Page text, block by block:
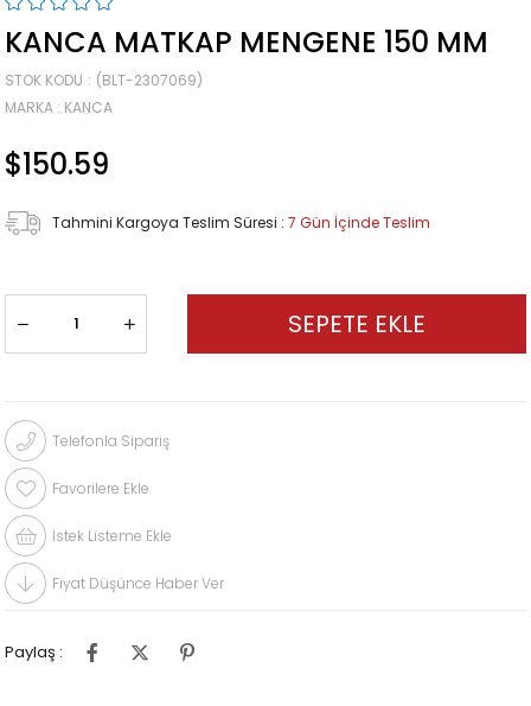
KANCA MATKAP MENGENE 150 MM
STOK KODU
(BLT-2307069)
MARKA : KANCA
$150.59
Tahmini Kargoya Teslim Süresi : 7 Gün İçinde Teslim
Telefonla Sipariş
Favorilere Ekle
İstek Listeme Ekle
Fiyat Düşünce Haber Ver
Paylaş :